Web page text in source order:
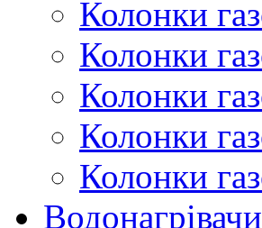
Колонки
Колонки
Колонки
Колонки
Колонки
Водонагрівачи